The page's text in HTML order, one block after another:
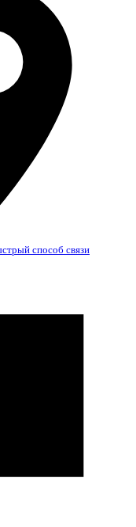
способ связи